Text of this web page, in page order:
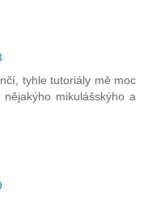
tyhle tutoriály mě moc
mikulášskýho a